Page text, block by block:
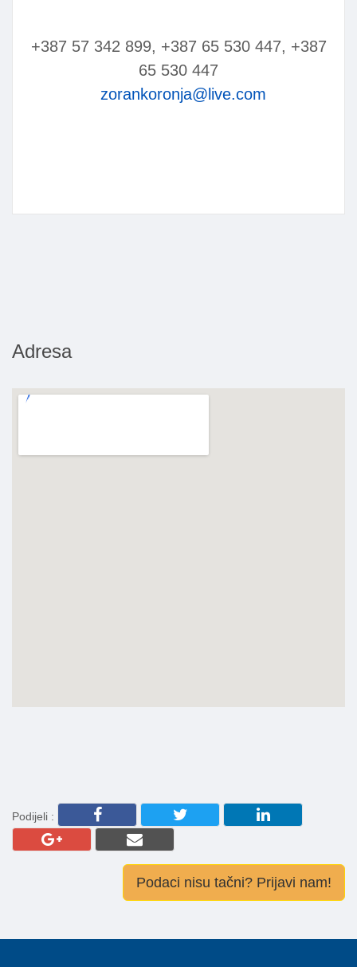
+387 57 342 899, +387 65 530 447, +387
65 530 447
zorankoronja@live.com
Adresa
Podijeli :
Podaci nisu tačni? Prijavi nam!